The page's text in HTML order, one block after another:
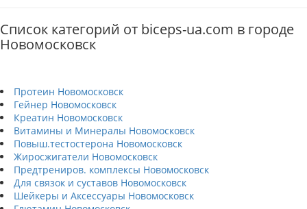
Список категорий от biceps-ua.com в городе
Новомосковск
Протеин Новомосковск
Гейнер Новомосковск
Креатин Новомосковск
Витамины и Минералы Новомосковск
Повыш.тестостерона Новомосковск
Жиросжигатели Новомосковск
Предтрениров. комплексы Новомосковск
Для связок и суставов Новомосковск
Шейкеры и Аксессуары Новомосковск